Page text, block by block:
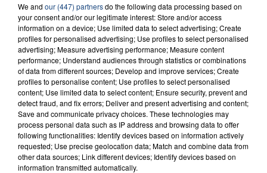
23 juillet 2026
INCENDIE MORTEL À LENS : UNE FEMME ET
SON BÉBÉ ENTRE LA VIE ET LA...
Un homme s'est immolé par le feu après avoir
aspergé sa compagne et leur bébé de trois mois
d'un liquide inflammable.
We and our (447) partnersdo the following data processing based on
your consent and/or our legitimate interest: Store and/or access
information on a device; Use limited data to select advertising; Create
profiles for personalised advertising; Use profiles to select personalised
advertising; Measure advertising performance; Measure content
performance; Understand audiences through statistics or combinations
of data from different sources; Develop and improve services; Create
profiles to personalise content; Use profiles to select personalised
content; Use limited data to select content; Ensure security, prevent and
detect fraud, and fix errors; Deliver and present advertising and content;
Save and communicate privacy choices. These technologies may
process personal data such as IP address and browsing data to offer
following functionalities: Identify devices based on information actively
requested; Use precise geolocation data; Match and combine data from
other data sources; Link different devices; Identify devices based on
information transmitted automatically.